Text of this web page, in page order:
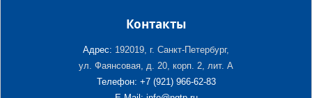
Контакты
Адрес: 192019, г. Санкт-Петербург,
ул. Фаянсовая, д. 20, корп. 2, лит. А
Телефон: +7 (921) 966-62-83